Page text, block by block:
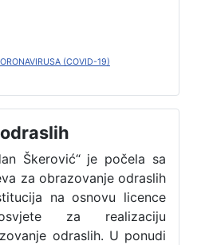
(COVID-19)
Škerović“ je počela sa
za obrazovanje odraslih
na osnovu licence
za realizaciju
odraslih. U ponudi